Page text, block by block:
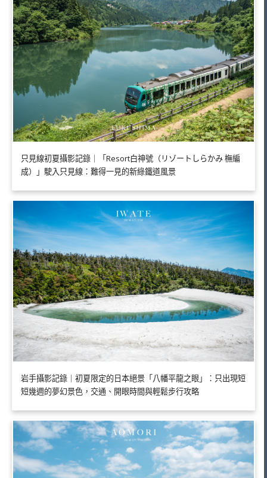
只見線初夏攝影記錄｜「Resort白神號（リゾートしらかみ 橅編
成）」駛入只見線：難得一見的新綠鐵道風景
岩手攝影記錄｜初夏限定的日本絕景「八幡平龍之眼」：只出現短
短幾週的夢幻景色，交通、開眼時間與輕鬆步行攻略